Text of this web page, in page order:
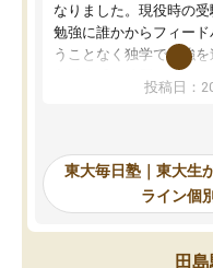
なりました。現役時の
勉強に誰かからフィード
うことなく独学で勉強を
入試本番に地歴の学習が
合格となってしまいま
東大毎日塾にたどり着
の長期計画や日々の勉強
いて客観的なアドバイス
ので、自信をもって受
ことができました。自分
投稿日：
東大毎日塾｜東大生
ライン個
田